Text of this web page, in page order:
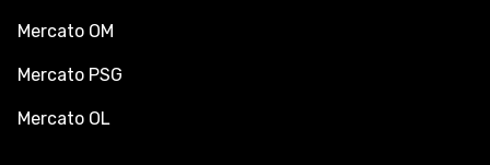
Mercato OM
Mercato PSG
Mercato OL